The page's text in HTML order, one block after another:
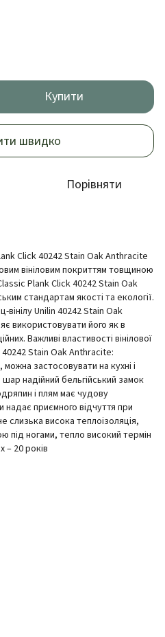
Купити
швидко
Порівняти
Click 40242 Stain Oak Anthracite
вініловим покриттям товщиною
Plank Click 40242 Stain Oak
стандартам якості та екології.
вінілу Unilin 40242 Stain Oak
використовувати його як в
Важливі властивості вінілової
40242 Stain Oak Anthracite:
застосовувати на кухні і
шар надійний бельгійський замок
і плям має чудову
надає приємного відчуття при
слизька висока теплоізоляція,
під ногами, тепло високий термін
– 20 років